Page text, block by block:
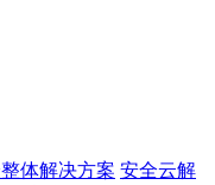
体解决方案 安全云解